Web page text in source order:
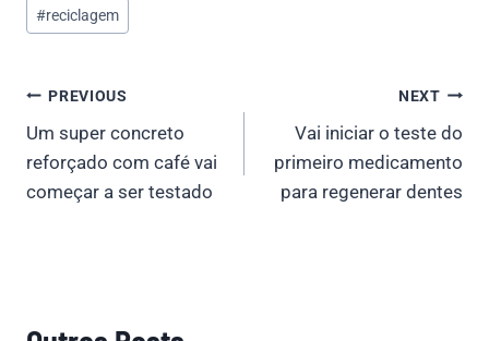
#reciclagem
Post
navigation
PREVIOUS
Um super concreto
reforçado com café vai
começar a ser testado
NEXT
Vai iniciar o teste do
primeiro medicamento
para regenerar dentes